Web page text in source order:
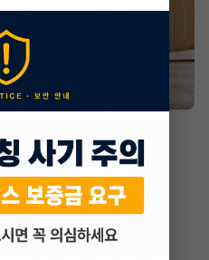
제공.
따른 추가 할인.
및 4WD 무상 장착 혜택